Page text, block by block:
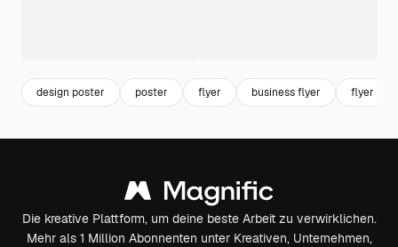
design poster poster flyer business flyer flyer
Die kreative Plattform, um deine beste Arbeit zu verwirklichen.
Mehr als 1 Million Abonnenten unter Kreativen, Unternehmen,